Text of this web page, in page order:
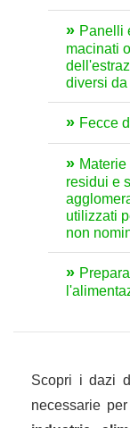
Panelli
macinati
diversi
Fecce
residui e
utilizzati
non
Scopri i dazi
necessarie